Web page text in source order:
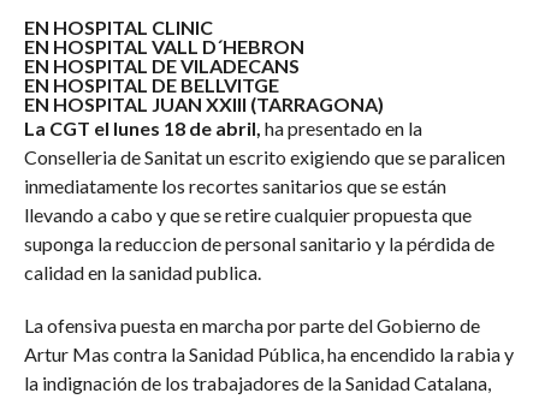
EN HOSPITAL CLINIC
EN HOSPITAL VALL D´HEBRON
EN HOSPITAL DE VILADECANS
EN HOSPITAL DE BELLVITGE
EN HOSPITAL JUAN XXIII (TARRAGONA)
La CGT el lunes 18 de abril, ha presentado en la
Conselleria de Sanitat un escrito exigiendo que se paralicen
inmediatamente los recortes sanitarios que se están
llevando a cabo y que se retire cualquier propuesta que
suponga la reduccion de personal sanitario y la pérdida de
calidad en la sanidad publica.
La ofensiva puesta en marcha por parte del Gobierno de
Artur Mas contra la Sanidad Pública, ha encendido la rabia y
la indignación de los trabajadores de la Sanidad Catalana,